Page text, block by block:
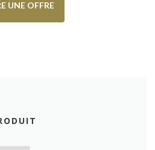
UNE OFFRE